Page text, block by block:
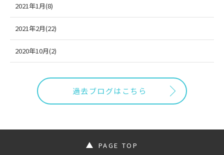
2021年1月(8)
2021年2月(22)
2020年10月(2)
過去ブログはこちら
PAGE TOP